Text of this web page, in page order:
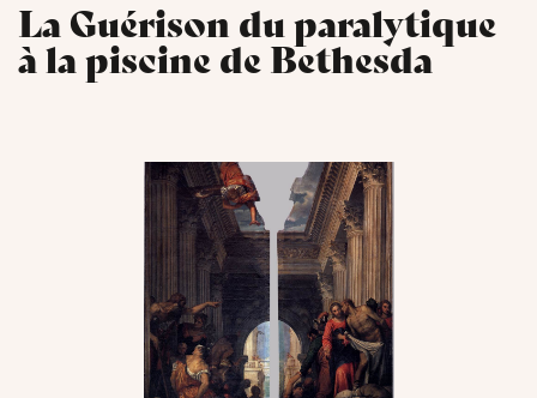
La Guérison du paralytique
à la piscine de Bethesda